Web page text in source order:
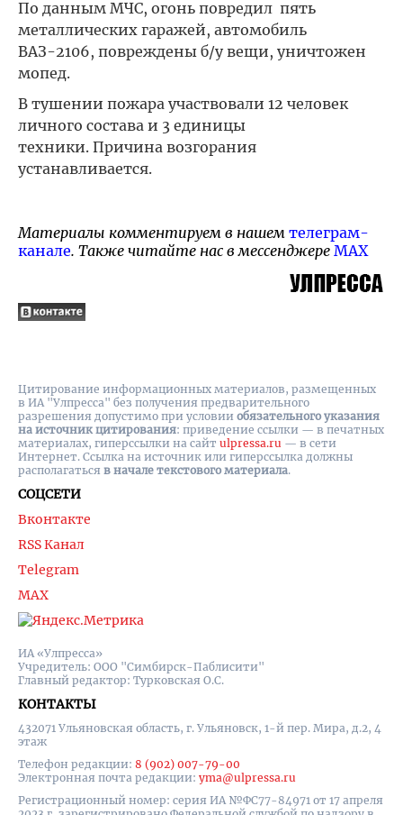
По данным МЧС, огонь повредил пять
металлических гаражей, автомобиль
ВАЗ-2106, повреждены б/у вещи, уничтожен
мопед.
В тушении пожара участвовали 12 человек
личного состава и 3 единицы
техники. Причина возгорания
устанавливается.
Материалы комментируем в нашем телеграм-
канале. Также читайте нас в мессенджере MAX
ИА «Улпресса»
Учредитель: ООО "Симбирск-Паблисити"
Главный редактор: Турковская О.С.
КОНТАКТЫ
432071 Ульяновская область, г. Ульяновск, 1-й пер. Мира, д.2, 4
этаж
Телефон редакции: 8 (902) 007-79-00
Электронная почта редакции: yma@ulpressa.ru
Регистрационный номер: серия ИА №ФС77-84971 от 17 апреля
СОЦСЕТИ
Вконтакте
RSS Канал
Telegram
MAX
Цитирование информационных материалов, размещенных
в ИА "Улпресса" без получения предварительного
разрешения допустимо при условии обязательного указания
на источник цитирования: приведение ссылки — в печатных
материалах, гиперссылки на cайт ulpressa.ru — в сети
Интернет. Ссылка на источник или гиперссылка должны
располагаться в начале текстового материала.